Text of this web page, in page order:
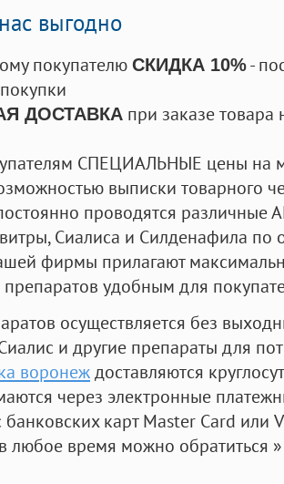
выгодно
покупателю СКИДКА 10%-
ДОСТАВКА при заказе
СПЕЦИАЛЬНЫЕ цены на
выписки товарного
проводятся
Сиалиса и Силденафила по
фирмы прилагают
удобным для
осуществляется без
и другие препараты для
воронеждоставляются
через электронные
карт Master Card или
любое время можно обратиться